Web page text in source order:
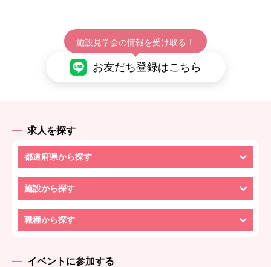
施設見学会の情報を受け取る！
お友だち登録はこちら
求人を探す
都道府県から探す
施設から探す
職種から探す
イベントに参加する